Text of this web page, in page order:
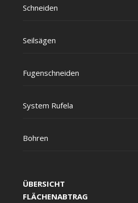
Schnei­den
Seil­sä­gen
Fugen­schnei­den
Sys­tem Rufela
Boh­ren
ÜBERSICHT
FLÄCHENABTRAG